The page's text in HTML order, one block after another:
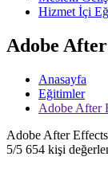
Hizmet İçi
Adobe
Anasayfa
Eğitimler
Adobe After
Adobe After
5/5 654 kişi